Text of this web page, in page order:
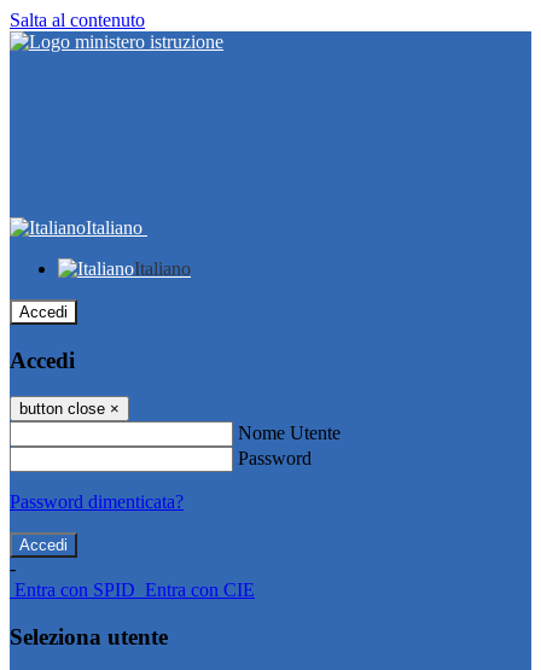
Salta al contenuto
Italiano
Italiano
Accedi
Accedi
button close ×
Nome Utente
Password
Password dimenticata?
-
Entra con SPID Entra con CIE
Seleziona utente